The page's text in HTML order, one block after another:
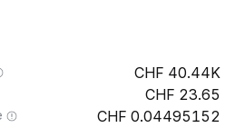
40.44K
23.65
0.04495152